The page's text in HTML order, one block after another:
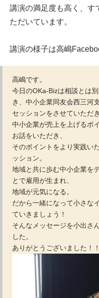
講演の満足度も高く、す
ただいています。
講演の様子は高嶋
高嶋です。
今日のOKa-Bizは相談とは
き、中小企業同友会西三河
セッションをさせていただ
中小企業が売上を上げるポ
お話をいただき、
そのポイントをより実践い
ッション。
地域と共に歩む中小企業を
とで雇用が生まれ、
地域が元気になる。
だから一緒になって小さな
ていきましょう！
そんなメッセージを小出さ
した。
ありがとうございました！！